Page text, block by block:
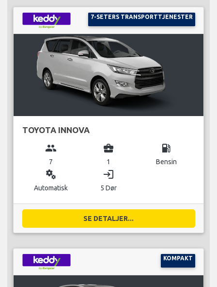
7-SETERS TRANSPORTTJENESTER
TOYOTA INNOVA
group
7
business_center
1
local_gas_station
Bensin
miscellaneous_services
Automatisk
login
5 Dør
SE DETALJER...
KOMPAKT